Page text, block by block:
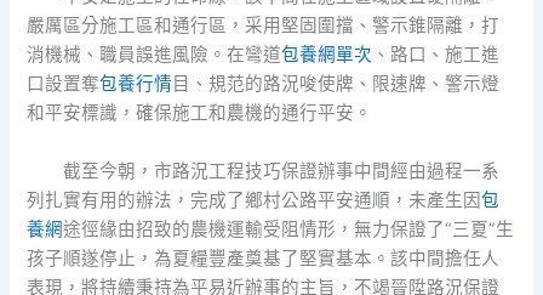
嚴厲區分施工區和通行區，采用堅固圍擋、警示錐隔離，打
消機械、職員誤進風險。在彎道包養網單次 、路口、施工進
口設置奪包養行情 目、規范的路況唆使牌、限速牌、警示燈
和平安標識，確保施工和農機的通行平安。
截至今朝，市路況工程技巧保證辦事中間經由過程一系
列扎實有用的辦法，完成了鄉村公路平安通順，未產生因包
養網途徑緣由招致的農機運輸受阻情形，無力保證了“三夏”生
孩子順遂停止，為夏糧豐產奠基了堅實基本。該中間擔任人
表現，將持續秉持為平易近辦事的主旨，不竭晉陞路況保證